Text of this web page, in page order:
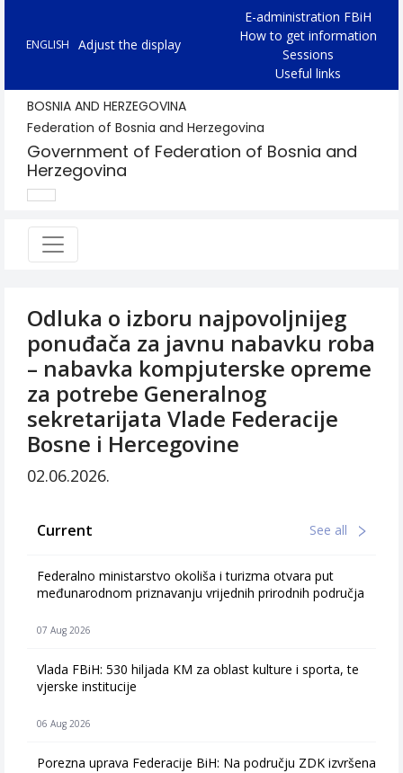
ENGLISH Adjust the display
E-administration FBiH
How to get information
Sessions
Useful links
BOSNIA AND HERZEGOVINA
Federation of Bosnia and Herzegovina
Government of Federation of Bosnia and
Herzegovina
Odluka o izboru najpovoljnijeg
ponuđača za javnu nabavku roba
– nabavka kompjuterske opreme
za potrebe Generalnog
sekretarijata Vlade Federacije
Bosne i Hercegovine
02.06.2026.
Current See all
Federalno ministarstvo okoliša i turizma otvara put
međunarodnom priznavanju vrijednih prirodnih područja
07 Aug 2026
Vlada FBiH: 530 hiljada KM za oblast kulture i sporta, te
vjerske institucije
06 Aug 2026
Porezna uprava Federacije BiH: Na području ZDK izvršena